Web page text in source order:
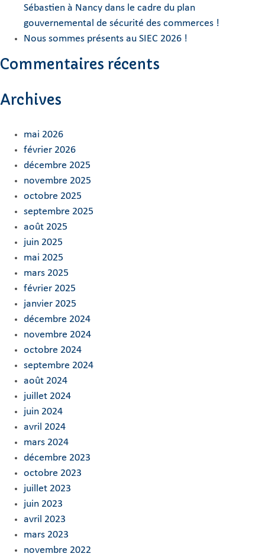
Sébastien à Nancy dans le cadre du plan
gouvernemental de sécurité des commerces !
Nous sommes présents au SIEC 2026 !
Commentaires récents
Archives
mai 2026
février 2026
décembre 2025
novembre 2025
octobre 2025
septembre 2025
août 2025
juin 2025
mai 2025
mars 2025
février 2025
janvier 2025
décembre 2024
novembre 2024
octobre 2024
septembre 2024
août 2024
juillet 2024
juin 2024
avril 2024
mars 2024
décembre 2023
octobre 2023
juillet 2023
juin 2023
avril 2023
mars 2023
novembre 2022